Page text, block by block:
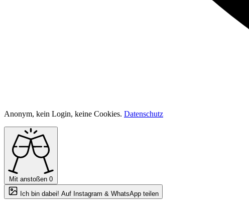
Anonym, kein Login, keine Cookies. Datenschutz
Mit anstoßen 0
Ich bin dabei! Auf Instagram & WhatsApp teilen